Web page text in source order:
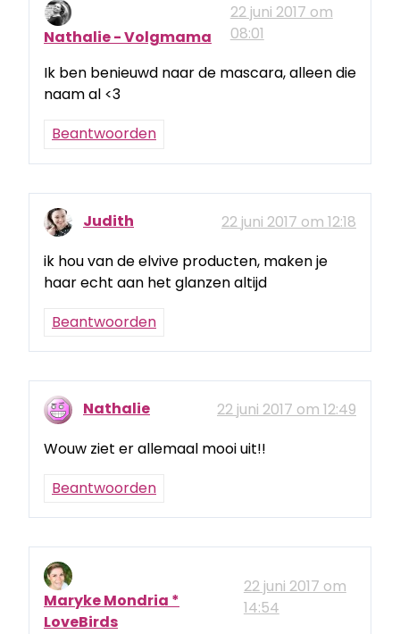
Nathalie - Volgmama
22 juni 2017 om
08:01
Ik ben benieuwd naar de mascara, alleen die
naam al <3
Beantwoorden
Judith
22 juni 2017 om 12:18
ik hou van de elvive producten, maken je
haar echt aan het glanzen altijd
Beantwoorden
Nathalie
22 juni 2017 om 12:49
Wouw ziet er allemaal mooi uit!!
Beantwoorden
Maryke Mondria *
LoveBirds
22 juni 2017 om
14:54